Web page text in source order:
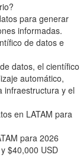
para generar
informadas.
de datos e
datos, el científico
automático,
infraestructura y el
en LATAM para
para 2026
$40,000 USD